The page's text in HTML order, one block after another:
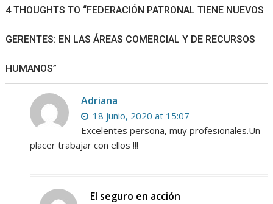
nuevos
4 THOUGHTS TO “FEDERACIÓN PATRONAL TIENE NUEVOS
GERENTES: EN LAS ÁREAS COMERCIAL Y DE RECURSOS
HUMANOS”
Adriana
18 junio, 2020 at 15:07
Excelentes persona, muy profesionales.Un
placer trabajar con ellos !!!
El seguro en acción